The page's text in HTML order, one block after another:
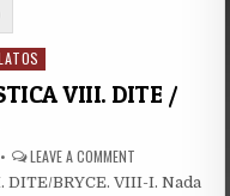
VIII. DITE /
LEAVE A COMMENT
BRUJA
DITE/BRYCE. VIII-I. Nada